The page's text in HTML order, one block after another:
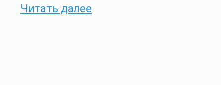
Читать далее